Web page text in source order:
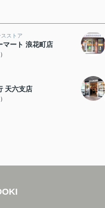
ストア
マート 浪花町店
天六支店